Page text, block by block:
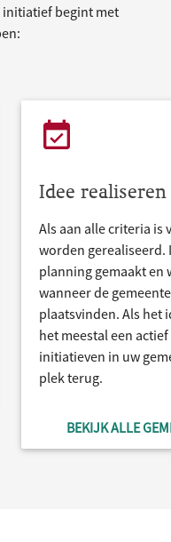
initiatief begint met
Idee realiseren
Als aan alle criteria is
worden gerealiseerd.
planning gemaakt en
wanneer de
plaatsvinden. Als het
het meestal een
initiatieven in uw
plek terug.
BEKIJK ALLE